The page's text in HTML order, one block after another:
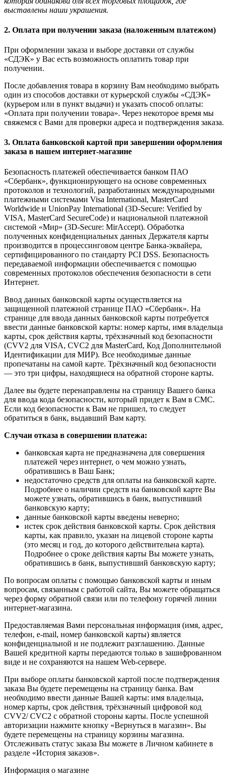
выставлены наши украшения.
2. Оплата при получении заказа (наложенным платежом)
При оформлении заказа и выборе доставки от службы
«СДЭК» у Вас есть возможность оплатить товар при
получении.
После добавления товара в корзину Вам необходимо выбрать
один из способов доставки от курьерской службы «СДЭК»
(курьером или в пункт выдачи) и указать способ оплаты:
«Оплата при получении товара». Через некоторое время мы
свяжемся с Вами для проверки адреса и подтверждения заказа.
3. Оплата банковской картой при завершении оформления
заказа в нашем интернет-магазине
Безопасность платежей обеспечивается банком ПАО
«Сбербанк», функционирующего на основе современных
протоколов и технологий, разработанных международными
платежными системами Visa International, MasterCard
Worldwide и UnionPay International (3D-Secure: Verified by
VISA, MasterCard SecureCode) и национальной платежной
системой «Мир» (3D-Secure: MirAccept). Обработка
полученных конфиденциальных данных Держателя карты
производится в процессинговом центре Банка-эквайера,
сертифицированного по стандарту PCI DSS. Безопасность
передаваемой информации обеспечивается с помощью
современных протоколов обеспечения безопасности в сети
Интернет.
Ввод данных банковской карты осуществляется на
защищенной платежной странице ПАО «Сбербанк». На
странице для ввода данных банковской карты потребуется
ввести данные банковской карты: номер карты, имя владельца
карты, срок действия карты, трёхзначный код безопасности
(CVV2 для VISA, CVC2 для MasterCard, Код Дополнительной
Идентификации для МИР). Все необходимые данные
пропечатаны на самой карте. Трёхзначный код безопасности
— это три цифры, находящиеся на обратной стороне карты.
Далее вы будете перенаправлены на страницу Вашего банка
для ввода кода безопасности, который придет к Вам в СМС.
Если код безопасности к Вам не пришел, то следует
обратиться в банк, выдавший Вам карту.
Случаи отказа в совершении платежа:
банковская карта не предназначена для совершения
платежей через интернет, о чем можно узнать,
обратившись в Ваш Банк;
недостаточно средств для оплаты на банковской карте.
Подробнее о наличии средств на банковской карте Вы
можете узнать, обратившись в банк, выпустивший
банковскую карту;
данные банковской карты введены неверно;
истек срок действия банковской карты. Срок действия
карты, как правило, указан на лицевой стороне карты
(это месяц и год, до которого действительна карта).
Подробнее о сроке действия карты Вы можете узнать,
обратившись в банк, выпустивший банковскую карту;
По вопросам оплаты с помощью банковской карты и иным
вопросам, связанным с работой сайта, Вы можете обращаться
через форму обратной связи или по телефону горячей линии
интернет-магазина.
Предоставляемая Вами персональная информация (имя, адрес,
телефон, e-mail, номер банковской карты) является
конфиденциальной и не подлежит разглашению. Данные
Вашей кредитной карты передаются только в зашифрованном
виде и не сохраняются на нашем Web-сервере.
При выборе оплаты банковской картой после подтверждения
заказа Вы будете перемещены на страницу банка. Вам
необходимо ввести данные Вашей карты: имя владельца,
номер карты, срок действия, трёхзначный цифровой код
CVV2/ CVC2 с обратной стороны карты. После успешной
авторизации нажмите кнопку «Вернуться в магазин». Вы
будете перемещены на страницу корзины магазина.
Отслеживать статус заказа Вы можете в Личном кабинете в
разделе «История заказов».
Информация о магазине